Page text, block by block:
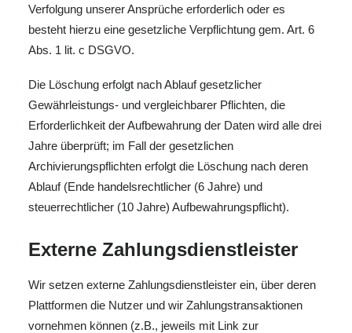
Verfolgung unserer Ansprüche erforderlich oder es
besteht hierzu eine gesetzliche Verpflichtung gem. Art. 6
Abs. 1 lit. c DSGVO.
Die Löschung erfolgt nach Ablauf gesetzlicher
Gewährleistungs- und vergleichbarer Pflichten, die
Erforderlichkeit der Aufbewahrung der Daten wird alle drei
Jahre überprüft; im Fall der gesetzlichen
Archivierungspflichten erfolgt die Löschung nach deren
Ablauf (Ende handelsrechtlicher (6 Jahre) und
steuerrechtlicher (10 Jahre) Aufbewahrungspflicht).
Externe Zahlungsdienstleister
Wir setzen externe Zahlungsdienstleister ein, über deren
Plattformen die Nutzer und wir Zahlungstransaktionen
vornehmen können (z.B., jeweils mit Link zur